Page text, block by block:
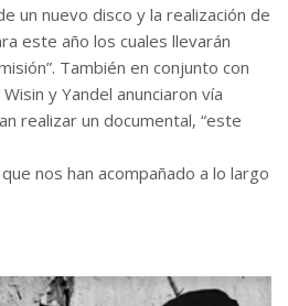
un nuevo disco y la realización de
este año los cuales llevarán
También en conjunto con
y Yandel anunciaron vía
realizar un documental, “este
nos han acompañado a lo largo